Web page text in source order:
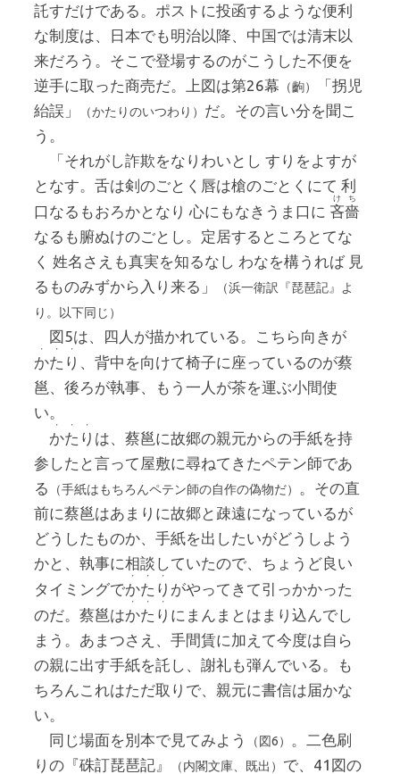
託すだけである。ポストに投函するような便利
な制度は、日本でも明治以降、中国では清末以
来だろう。そこで登場するのがこうした不便を
逆手に取った商売だ。上図は第26幕 （齣）
「拐児
紿誤」
（かたりのいつわり） だ。その言い分を聞こ
う。
「それがし詐欺をなりわいとし すりをよすが
となす。舌は剣のごとく唇は槍のごとくにて 利
口なるもおろかとなり 心にもなきうま口に 吝嗇
けち
なるも腑ぬけのごとし。定居するところとてな
く 姓名さえも真実を知るなし わなを構うれば 見
るものみずから入り来る」
（浜一衛訳『琵琶記』よ
り。以下同じ）
図5は、四人が描かれている。こちら向きが
かたり
・・・
、背中を向けて椅子に座っているのが蔡
邕、後ろが執事、もう一人が茶を運ぶ小間使
い。
かたり
・・・
は、蔡邕に故郷の親元からの手紙を持
参したと言って屋敷に尋ねてきたペテン師であ
る
（手紙はもちろんペテン師の自作の偽物だ）
。その直
前に蔡邕はあまりに故郷と疎遠になっているが
どうしたものか、手紙を出したいがどうしよう
かと、執事に相談していたので、ちょうど良い
タイミングでかたり
・・・
がやってきて引っかかった
のだ。蔡邕はかたり
・・・
にまんまとはまり込んでし
まう。あまつさえ、手間賃に加えて今度は自ら
の親に出す手紙を託し、謝礼も弾んでいる。も
ちろんこれはただ取りで、親元に書信は届かな
い。
同じ場面を別本で見てみよう
（図6）
。二色刷
りの『硃訂琵琶記』
（内閣文庫、既出） で、41図の